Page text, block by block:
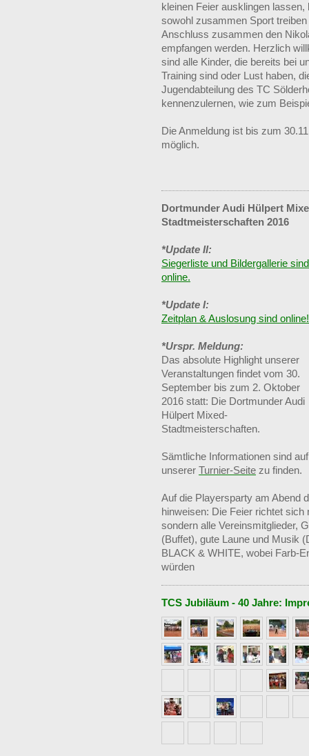
kleinen Feier ausklingen lassen,
sowohl zusammen Sport
Anschluss zusammen den
empfangen werden. Herzlich
sind alle Kinder, die bereits bei
Training sind oder Lust haben,
Jugendabteilung des TC
kennenzulernen, wie zum
Die Anmeldung ist bis zum
möglich.
Dortmunder Audi Hülpert
Stadtmeisterschaften 2016
*Update II:
Siegerliste und Bildergallerie sind
online.
*Update I:
Zeitplan & Auslosung sind online!
*Urspr. Meldung:
Das absolute Highlight unserer
Veranstaltungen findet vom 30.
September bis zum 2. Oktober
2016 statt: Die Dortmunder Audi
Hülpert Mixed-
Stadtmeisterschaften.
Sämtliche Informationen sind auf
unserer Turnier-Seite zu finden.
Auf die Playersparty am Abend
hinweisen: Die Feier richtet sich
sondern alle Vereinsmitglieder,
(Buffet), gute Laune und Musik
BLACK & WHITE, wobei Farb-
würden
TCS Jubiläum - 40 Jahre: